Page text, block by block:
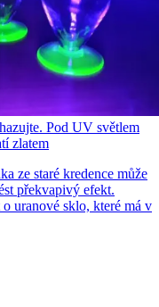
Pod UV světlem
zlatem
ze staré kredence může
překvapivý efekt.
uranové sklo, které má v